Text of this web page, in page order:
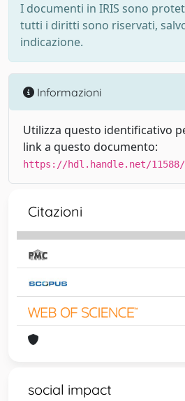
I documenti in IRIS sono
tutti i diritti sono riservati,
indicazione.
Informazioni
Utilizza questo identificativo
link a questo documento:
https://hdl.handle.net/11588/
Citazioni
social impact